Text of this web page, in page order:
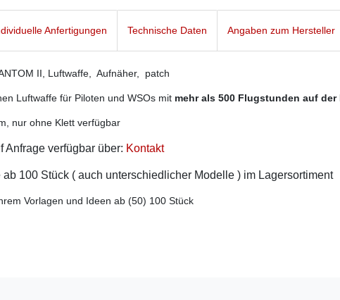
Anfertigungen Technische Daten Angaben zum Hersteller
II, Luftwaffe, Aufnäher, patch
Luftwaffe für Piloten und WSOs mit mehr als 500 Flugstunden auf der
nur ohne Klett verfügbar
Anfrage verfügbar über: Kontakt
100 Stück ( auch unterschiedlicher Modelle ) im Lagersortiment
Vorlagen und Ideen ab (50) 100 Stück